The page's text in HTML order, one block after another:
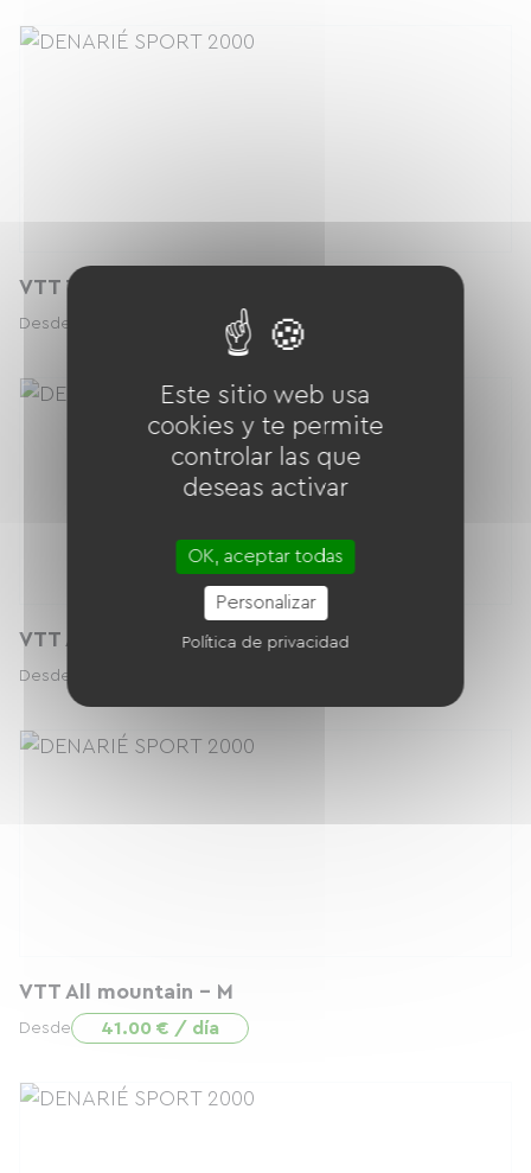
VTT Tout Suspendu Electrique - M
Desde
VTT All mountain - XS
Desde
VTT All mountain - M
Desde 41.00 € / día
Este sitio web usa
cookies y te permite
controlar las que
deseas activar
OK, aceptar todas
Personalizar
Política de privacidad